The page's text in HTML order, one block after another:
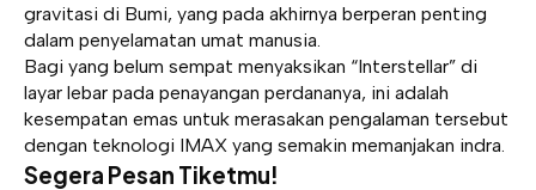
gravitasi di Bumi, yang pada akhirnya berperan penting
dalam penyelamatan umat manusia.
Bagi yang belum sempat menyaksikan “Interstellar” di
layar lebar pada penayangan perdananya, ini adalah
kesempatan emas untuk merasakan pengalaman tersebut
dengan teknologi IMAX yang semakin memanjakan indra.
Segera Pesan Tiketmu!